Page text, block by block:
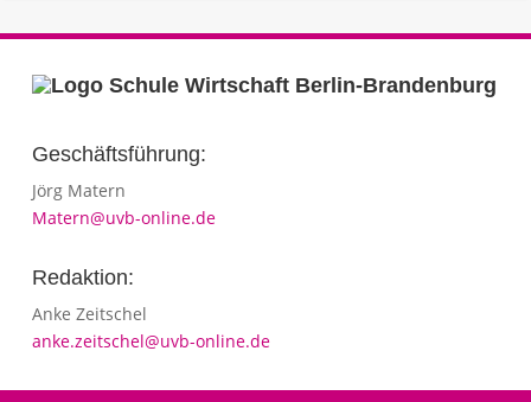
Geschäftsführung:
Jörg Matern
Matern@uvb-online.de
Redaktion:
Anke Zeitschel
anke.zeitschel@uvb-online.de